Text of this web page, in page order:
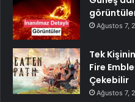
Ağustos 7,
Tek
Fire
Çekebilir
Ağustos 7,